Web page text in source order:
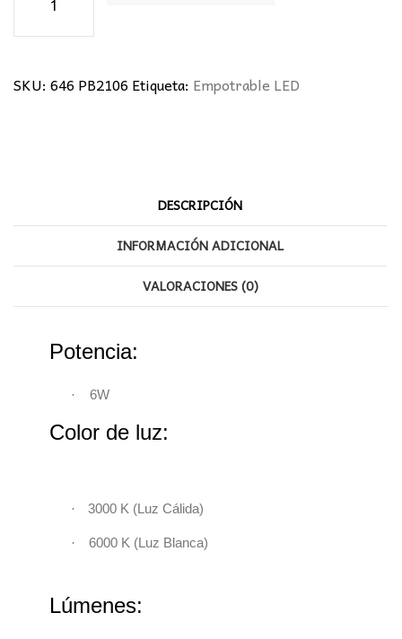
6W
cantidad
SKU: 646 PB2106 Etiqueta: Empotrable LED
DESCRIPCIÓN
INFORMACIÓN ADICIONAL
VALORACIONES (0)
Potencia:
· 6W
Color de luz:
· 3000 K ( Luz Cálida)
· 6000 K ( Luz Blanca)
Lúmenes: